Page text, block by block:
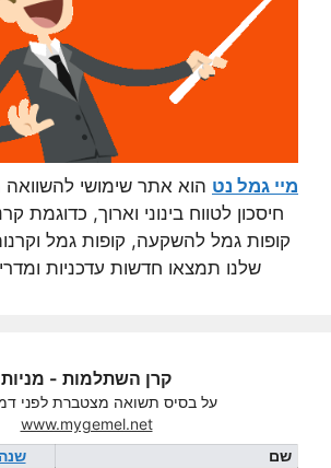
מיי גמל נט הוא אתר שימושי
חיסכון לטווח בינוני וארוך, כדוגמת
קופות גמל להשקעה, קופות גמל
שלנו תמצאו חדשות עדכניות
קרן השתלמות - מניות
על בסיס תשואה מצטברת לפני
www.mygemel.net
שם
שנה